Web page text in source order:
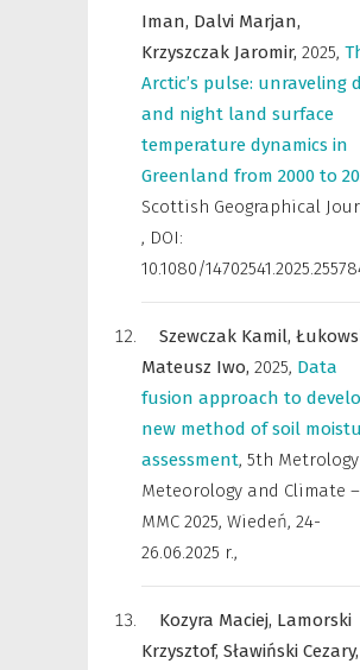
Iman, Dalvi Marjan,
Krzyszczak Jaromir, 2025,
Arctic’s pulse: unraveling
and night land surface
temperature dynamics in
Greenland from 2000 to
Scottish Geographical
, DOI:
10.1080/
Szewczak Kamil,
Mateusz Iwo, 2025, Data
fusion approach to
new method of soil
assessment, 5th
Meteorology and Climate –
MMC 2025, Wiedeń, 24-
26.06.2025 r.,
Kozyra Maciej, Lamorski
Krzysztof, Sławiński Cezary,